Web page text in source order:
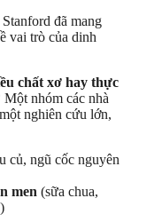
đã mang
vai trò của dinh
chất xơ hay thực
Một nhóm các nhà
nghiên cứu lớn,
củ, ngũ cốc nguyên
men (sữa chua,